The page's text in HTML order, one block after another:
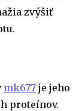
zvýšiť
mk677 je jeho
proteínov.